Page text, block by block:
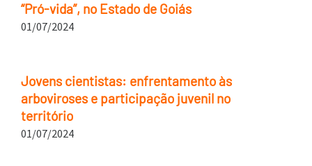
“Pró-vida”, no Estado de Goiás
01/07/2024
Jovens cientistas: enfrentamento às
arboviroses e participação juvenil no
território
01/07/2024